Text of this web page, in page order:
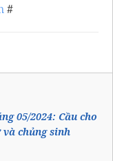
#
05/2024: Cầu cho
chủng sinh